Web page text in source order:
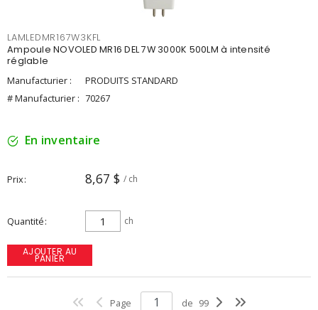
LAMLEDMR167W3KFL
Ampoule NOVOLED MR16 DEL 7W 3000K 500LM à intensité
réglable
Manufacturier :
PRODUITS STANDARD
# Manufacturier : 70267
En inventaire
Prix 8,67 $ / ch
Quantité ch
AJOUTER AU
PANIER
Page de 99